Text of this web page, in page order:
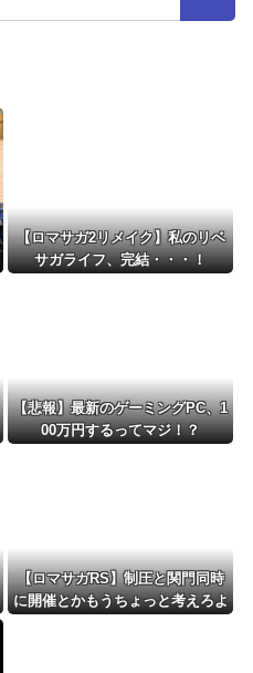
【ロマサガ2リメイク】私のリベ
サガライフ、完結・・・！
【悲報】最新のゲーミングPC、1
00万円するってマジ！？
【ロマサガRS】制圧と関門同時
に開催とかもうちょっと考えろよ